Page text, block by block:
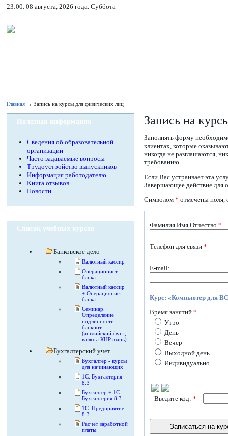
23:00. 08 августа, 2026 года. Суббота
Главная → Запись на курсы для физических лиц
Полезная информация
Сведения об образовательной
организации
Часто задаваемые вопросы
Трудоустройство выпускников
Информация работодателю
Книга отзывов
Новости
Список учебных курсов
Банковское дело
Валютный кассир
Операционист
банка
Валютный кассир
+ Операционист
банка
Семинар.
Определение
подлинности
банкнот
(английский фунт,
валюта КНР юань)
Бухгалтерский учет
Бухгалтер - курсы
для начинающих
1С: Бухгалтерия
8.3
Бухгалтер + 1С:
Бухгалтерия 8.3
1С: Предприятие
8.3
Расчет заработной
платы
Запись на
Заполнять форму
клиентах, которые
никогда не разглашаются,
требованию.
Если Вас устраивает эта
Завершающее действие для
Символом * отмечены поля,
Фамилия Имя Отчество *
Телефон для связи *
E-mail:
Курс: «Компьютер для
Время занятий *
Утро
День
Вечер
Выходной день
Индивидуально
Введите код: *